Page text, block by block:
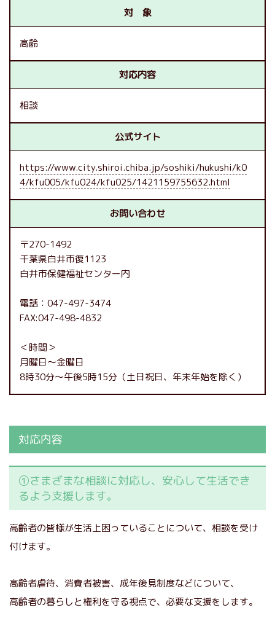
対 象
高齢
対応内容
相談
公式サイト
https://www.city.shiroi.chiba.jp/soshiki/hukushi/k0
4/kfu005/kfu024/kfu025/1421159755632.html
お問い合わせ
〒270-1492
千葉県白井市復1123
白井市保健福祉センター内
電話：047-497-3474
FAX:047-498-4832
＜時間＞
月曜日～金曜日
8時30分～午後5時15分（土日祝日、年末年始を除く）
対応内容
①さまざまな相談に対応し、安心して生活でき
るよう支援します。
高齢者の皆様が生活上困っていることについて、相談を受け
付けます。
高齢者虐待、消費者被害、成年後見制度などについて、
高齢者の暮らしと権利を守る視点で、必要な支援をします。